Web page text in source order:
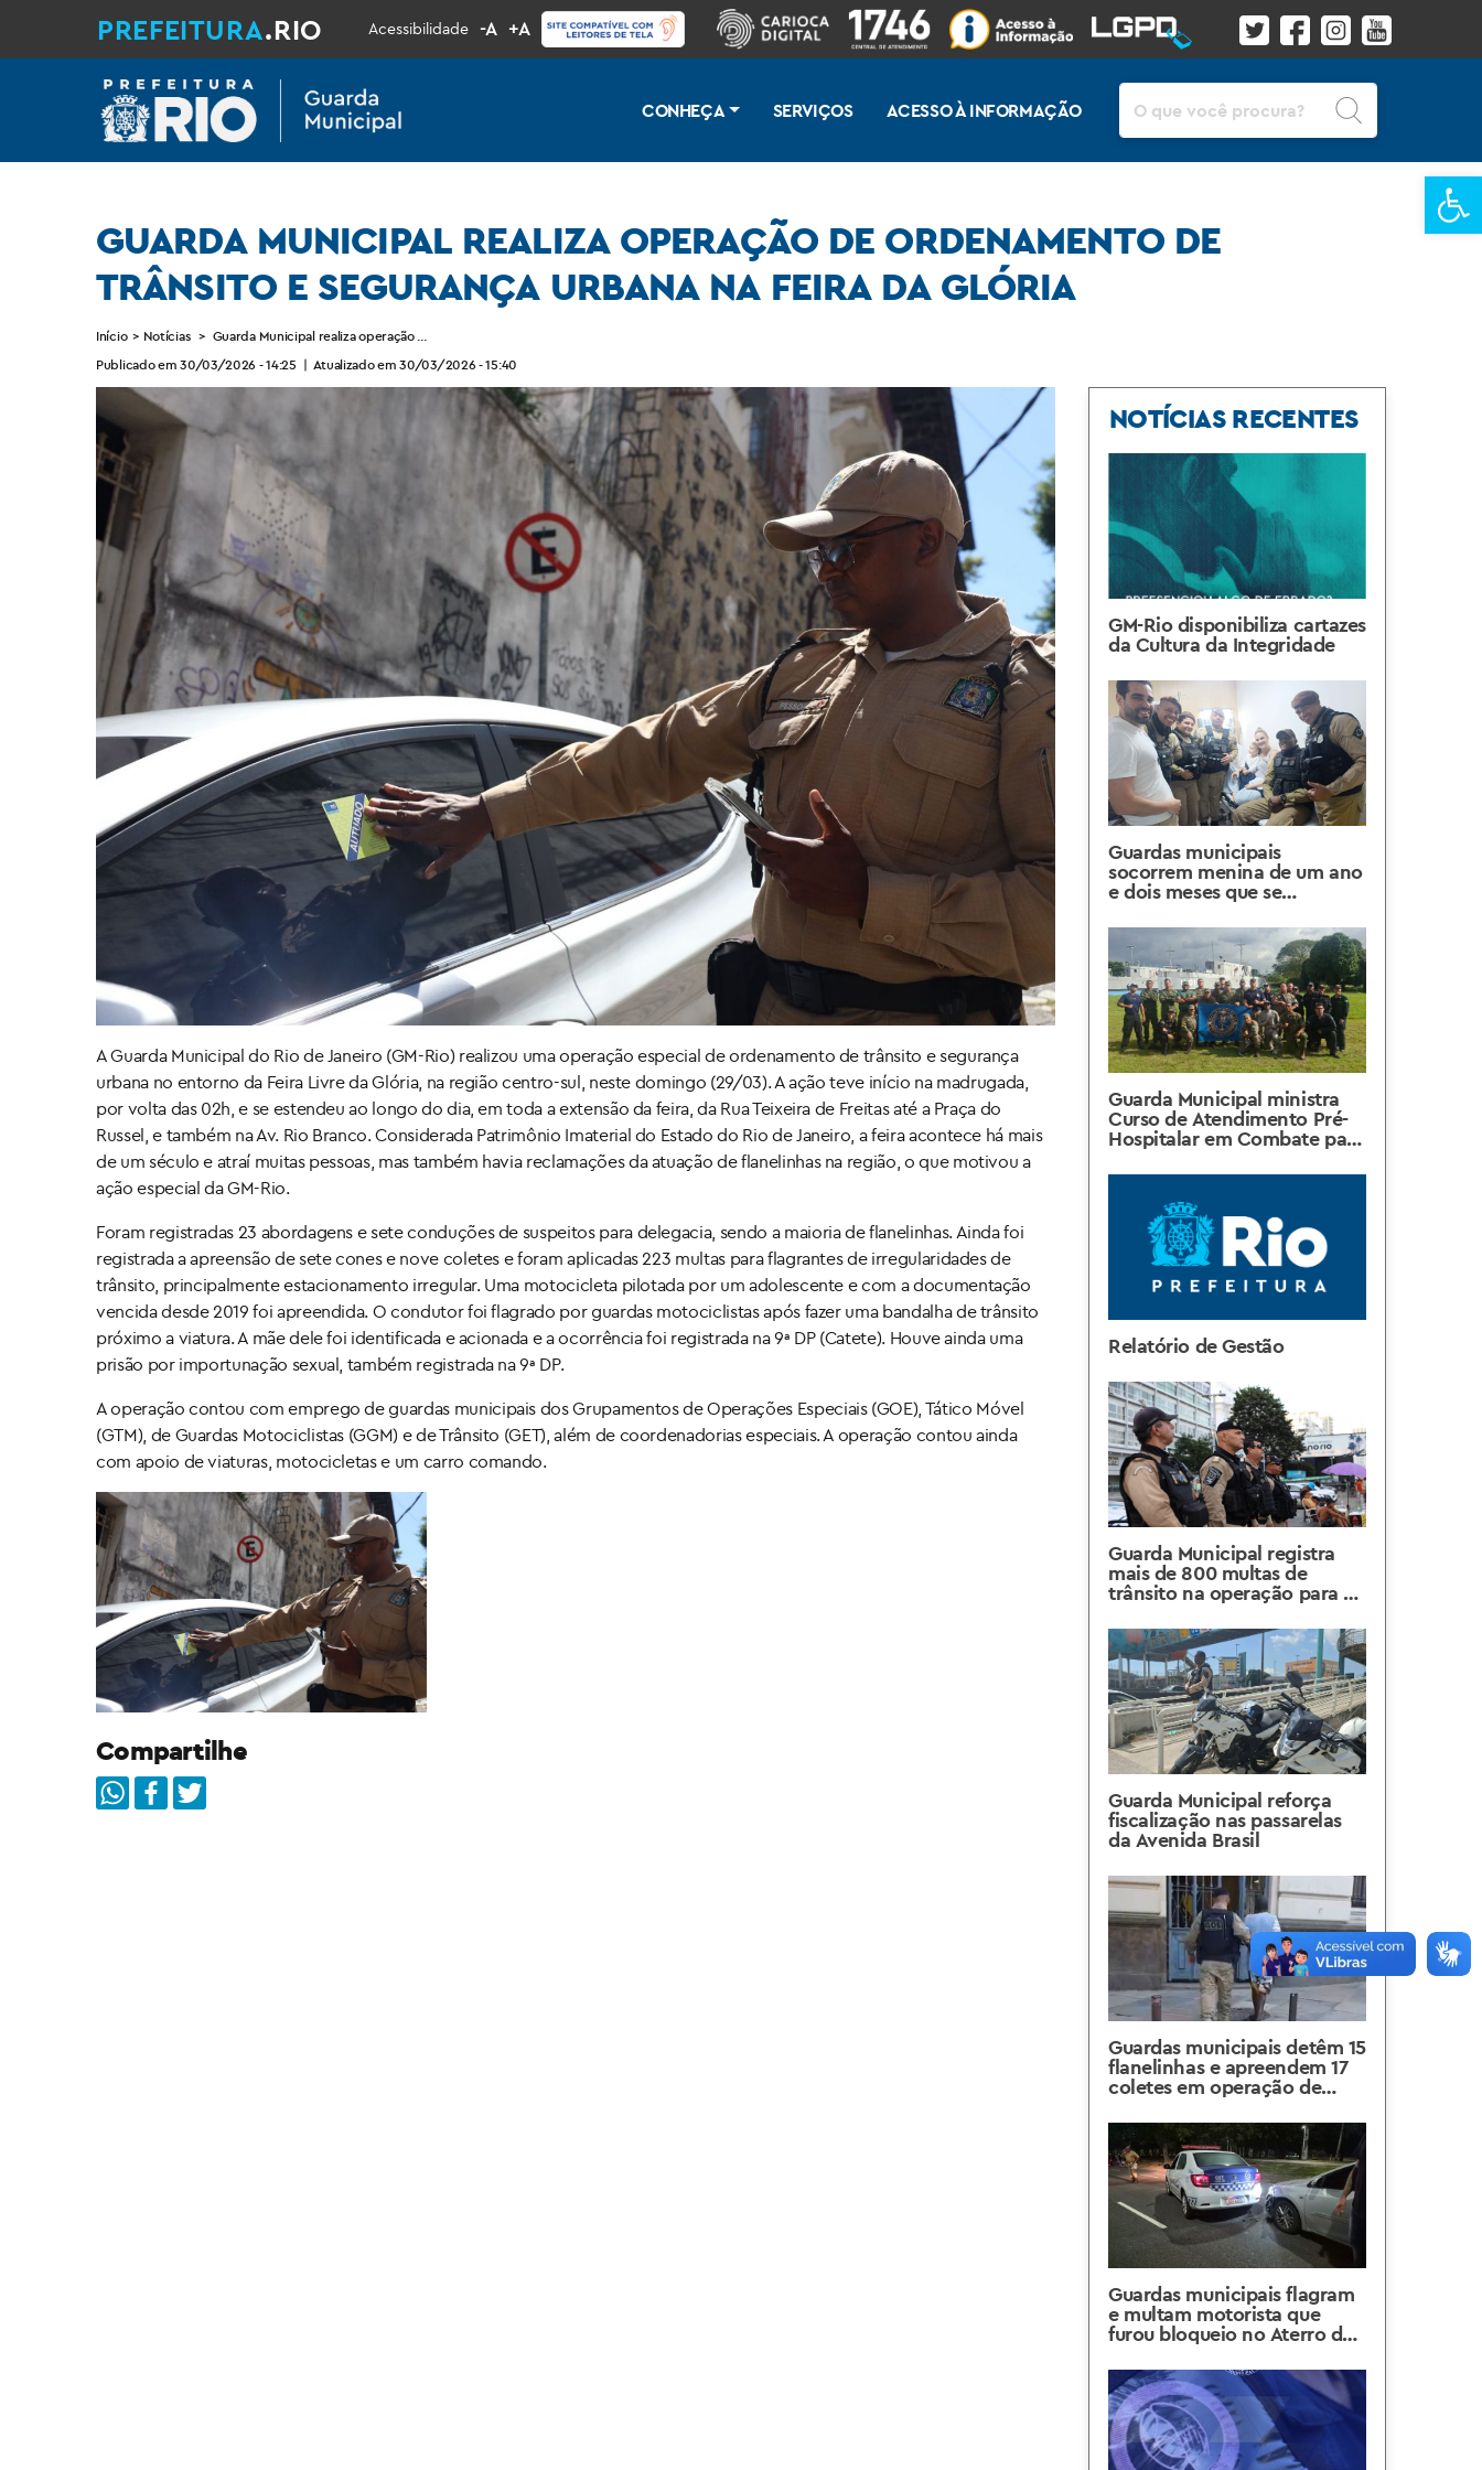
PREFEITURA.RIO Acessibilidade -A +A
CONHEÇA SERVIÇOS ACESSO À INFORMAÇÃO
GUARDA MUNICIPAL REALIZA OPERAÇÃO DE ORDENAMENTO DE
TRÂNSITO E SEGURANÇA URBANA NA FEIRA DA GLÓRIA
Início > Notícias > Guarda Municipal realiza operação de ordenamento de trânsito e segurança urbana na Feira da Glória
Publicado em 30/03/2026 - 14:25 | Atualizado em 30/03/2026 - 15:40
A Guarda Municipal do Rio de Janeiro (GM-Rio) realizou uma operação especial de ordenamento de trânsito e segurança
urbana no entorno da Feira Livre da Glória, na região centro-sul, neste domingo (29/03). A ação teve início na madrugada,
por volta das 02h, e se estendeu ao longo do dia, em toda a extensão da feira, da Rua Teixeira de Freitas até a Praça do
Russel, e também na Av. Rio Branco. Considerada Patrimônio Imaterial do Estado do Rio de Janeiro, a feira acontece há mais
de um século e atraí muitas pessoas, mas também havia reclamações da atuação de flanelinhas na região, o que motivou a
ação especial da GM-Rio.
Foram registradas 23 abordagens e sete conduções de suspeitos para delegacia, sendo a maioria de flanelinhas. Ainda foi
registrada a apreensão de sete cones e nove coletes e foram aplicadas 223 multas para flagrantes de irregularidades de
trânsito, principalmente estacionamento irregular. Uma motocicleta pilotada por um adolescente e com a documentação
vencida desde 2019 foi apreendida. O condutor foi flagrado por guardas motociclistas após fazer uma bandalha de trânsito
próximo a viatura. A mãe dele foi identificada e acionada e a ocorrência foi registrada na 9ª DP (Catete). Houve ainda uma
prisão por importunação sexual, também registrada na 9ª DP.
A operação contou com emprego de guardas municipais dos Grupamentos de Operações Especiais (GOE), Tático Móvel
(GTM), de Guardas Motociclistas (GGM) e de Trânsito (GET), além de coordenadorias especiais. A operação contou ainda
com apoio de viaturas, motocicletas e um carro comando.
Compartilhe
NOTÍCIAS RECENTES
GM-Rio disponibiliza cartazes
da Cultura da Integridade
Guardas municipais
socorrem menina de um ano
e dois meses que se
Guarda Municipal ministra
Curso de Atendimento Pré-
Hospitalar em Combate para
Brasil
Relatório de Gestão
Guarda Municipal registra
mais de 800 multas de
trânsito na operação para o
Guarda Municipal reforça
fiscalização nas passarelas
da Avenida Brasil
Guardas municipais detêm 15
flanelinhas e apreendem 17
coletes em operação de
Feira da Glória
Guardas municipais flagram
e multam motorista que
furou bloqueio no Aterro do